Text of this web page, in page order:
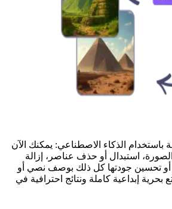
الذكاء الاصطناعي: يمكنك الآن
استبدال أو حذف عناصر، إزالة
أو تحسين جودتها كل ذلك بوصف نصي أو
بحرية إبداعية كاملة ونتائج احترافية في